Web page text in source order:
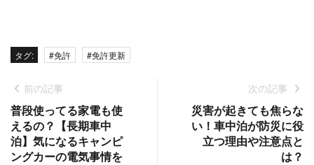
タグ: #免許 #免許更新
前の記事
普段使ってる家電も使
えるの？【長期車中
泊】気になるキャンピ
ングカーの電気事情を
次の記事
災害が起きても焦らな
い！車中泊が防災に役
立つ理由や注意点と
は？